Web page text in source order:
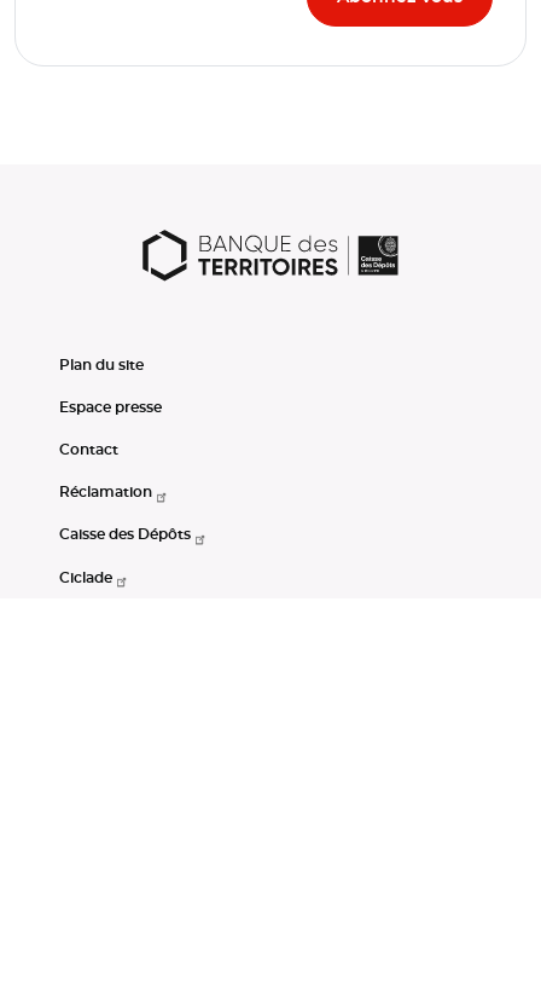
Plan du site
Espace presse
Contact
Réclamation
Caisse des Dépôts
Ciclade